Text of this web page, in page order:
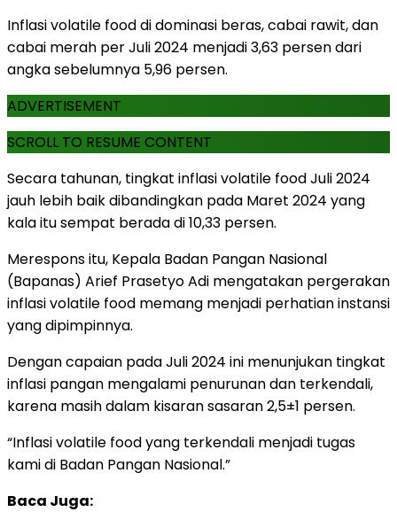
Inflasi volatile food di dominasi beras, cabai rawit, dan
cabai merah per Juli 2024 menjadi 3,63 persen dari
angka sebelumnya 5,96 persen.
ADVERTISEMENT
SCROLL TO RESUME CONTENT
Secara tahunan, tingkat inflasi volatile food Juli 2024
jauh lebih baik dibandingkan pada Maret 2024 yang
kala itu sempat berada di 10,33 persen.
Merespons itu, Kepala Badan Pangan Nasional
(Bapanas) Arief Prasetyo Adi mengatakan pergerakan
inflasi volatile food memang menjadi perhatian instansi
yang dipimpinnya.
Dengan capaian pada Juli 2024 ini menunjukan tingkat
inflasi pangan mengalami penurunan dan terkendali,
karena masih dalam kisaran sasaran 2,5±1 persen.
“Inflasi volatile food yang terkendali menjadi tugas
kami di Badan Pangan Nasional.”
Baca Juga: